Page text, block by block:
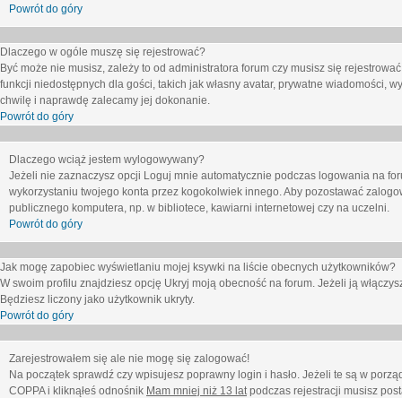
Powrót do góry
Dlaczego w ogóle muszę się rejestrować?
Być może nie musisz, zależy to od administratora forum czy musisz się
funkcji niedostępnych dla gości, takich jak własny avatar, prywatne wiadomości,
chwilę i naprawdę zalecamy jej dokonanie.
Powrót do góry
Dlaczego wciąż jestem wylogowywany?
Jeżeli nie zaznaczysz opcji Loguj mnie automatycznie podczas logowania na
wykorzystaniu twojego konta przez kogokolwiek innego. Aby pozostawać
publicznego komputera, np. w bibliotece, kawiarni internetowej czy na uczelni.
Powrót do góry
Jak mogę zapobiec wyświetlaniu mojej ksywki na liście obecnych użytkowników?
W swoim profilu znajdziesz opcję Ukryj moją obecność na forum. Jeżeli ją
Będziesz liczony jako użytkownik ukryty.
Powrót do góry
Zarejestrowałem się ale nie mogę się zalogować!
Na początek sprawdź czy wpisujesz poprawny login i hasło. Jeżeli te są w
COPPA i kliknąłeś odnośnik Mam mniej niż 13 latpodczas rejestracji musisz